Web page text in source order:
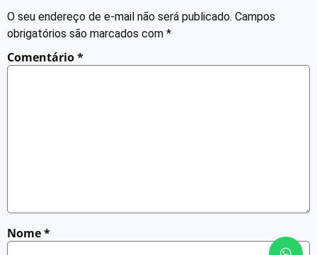
O seu endereço de e-mail não será publicado. Campos
obrigatórios são marcados com *
Comentário*
Nome*